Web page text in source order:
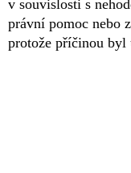
v souvislosti s
právní pomoc nebo
protože příčinou byl